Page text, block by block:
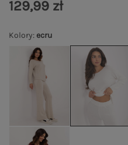
Kolory: ecru
129,99 zł